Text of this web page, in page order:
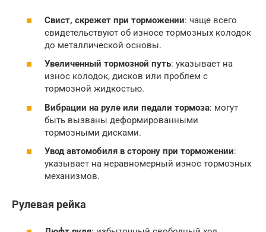
Свист, скрежет при торможении: чаще всего
свидетельствуют об износе тормозных колодок
до металлической основы.
Увеличенный тормозной путь: указывает на
износ колодок, дисков или проблем с
тормозной жидкостью.
Вибрации на руле или педали тормоза: могут
быть вызваны деформированными
тормозными дисками.
Увод автомобиля в сторону при торможении:
указывает на неравномерный износ тормозных
механизмов.
Рулевая рейка